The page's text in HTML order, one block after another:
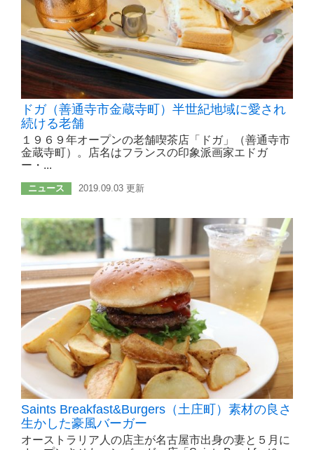
ドガ（善通寺市金蔵寺町）半世紀地域に愛され
続ける老舗
１９６９年オープンの老舗喫茶店「ドガ」（善通寺市
金蔵寺町）。店名はフランスの印象派画家エドガ
ー・...
ニュース 2019.09.03 更新
Saints Breakfast&Burgers（土庄町）素材の良さ
生かした豪風バーガー
オーストラリア人の店主が名古屋市出身の妻と５月に